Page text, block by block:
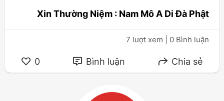
Xin Thường Niệm : Nam Mô A Di Đà Phật
7 lượt xem | 0 Bình luận
0 Bình luận Chia sẻ